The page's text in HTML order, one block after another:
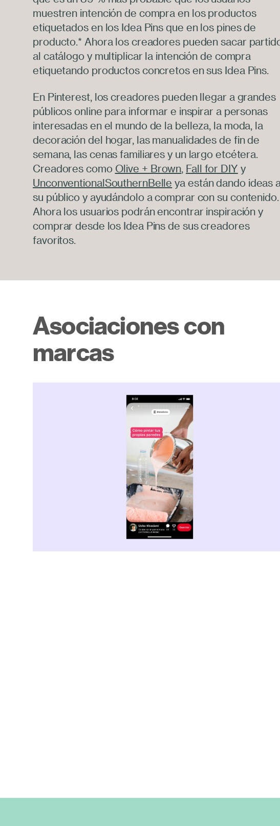
muestren intención de compra en los productos
etiquetados en los Idea Pins que en los pines de
producto.* Ahora los creadores pueden sacar
al catálogo y multiplicar la intención de compra
etiquetando productos concretos en sus Idea Pins.
En Pinterest, los creadores pueden llegar a grandes
públicos online para informar e inspirar a personas
interesadas en el mundo de la belleza, la moda, la
decoración del hogar, las manualidades de fin de
semana, las cenas familiares y un largo etcétera.
Creadores como Olive + Brown, Fall for DIY y
UnconventionalSouthernBelle ya están dando ideas a
su público y ayudándolo a comprar con su contenido.
Ahora los usuarios podrán encontrar inspiración y
comprar desde los Idea Pins de sus creadores
favoritos.
Asociaciones con
marcas